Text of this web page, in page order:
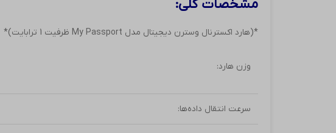
مشخصات کلی:
*(هارد اکسترنال وسترن دیجیتال مدل My Passport ظرفیت 1 ترابایت)*
وزن هارد:
سرعت انتقال داده‌ها: